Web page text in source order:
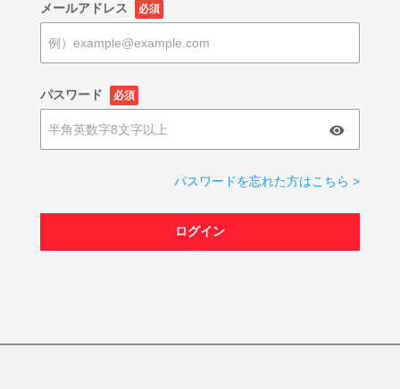
メールアドレス 必須
パスワード 必須
パスワードを忘れた方はこちら >
ログイン